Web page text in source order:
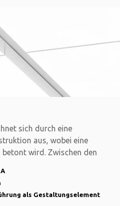
sich durch eine
aus, wobei eine
wird. Zwischen den
als Gestaltungselement